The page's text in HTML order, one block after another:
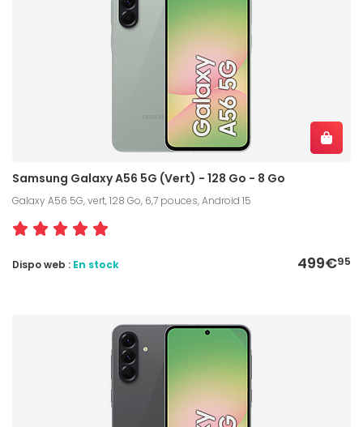
Samsung Galaxy A56 5G (Vert) - 128 Go - 8 Go
Galaxy A56 5G, vert, 128 Go, 6,7 pouces, Android 15
499€95
Dispo web : En stock